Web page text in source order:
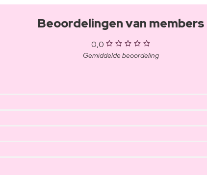
Beoordelingen van members
0,0
Gemiddelde beoordeling